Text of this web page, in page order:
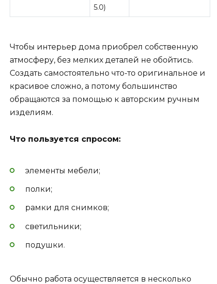
5.0)
Чтобы интерьер дома приобрел собственную
атмосферу, без мелких деталей не обойтись.
Создать самостоятельно что-то оригинальное и
красивое сложно, а потому большинство
обращаются за помощью к авторским ручным
изделиям.
Что пользуется спросом:
элементы мебели;
полки;
рамки для снимков;
светильники;
подушки.
Обычно работа осуществляется в несколько